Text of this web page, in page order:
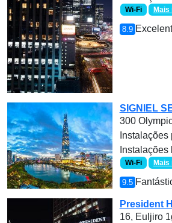
Wi-Fi
8.9
SIGNIEL
300
Instalações
Wi-Fi
9.5
President
16, Euljiro